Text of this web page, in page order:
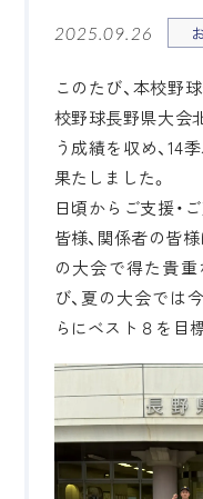
2025.09.26
このたび、本校野
校野球長野県大会
う成績を収め、14
果たしました。
日頃からご支援・
皆様、関係者の皆
の大会で得た貴
び、夏の大会では
らにベスト８を目